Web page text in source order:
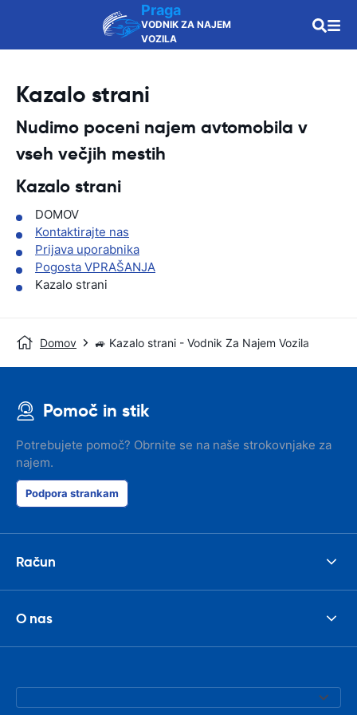
Praga
VODNIK ZA NAJEM
VOZILA
Kazalo strani
Nudimo poceni najem avtomobila v
vseh večjih mestih
Kazalo strani
DOMOV
Kontaktirajte nas
Prijava uporabnika
Pogosta VPRAŠANJA
Kazalo strani
Domov 🚙 Kazalo strani - Vodnik Za Najem Vozila
Pomoč in stik
Potrebujete pomoč? Obrnite se na naše strokovnjake za
najem.
Podpora strankam
Račun
O nas